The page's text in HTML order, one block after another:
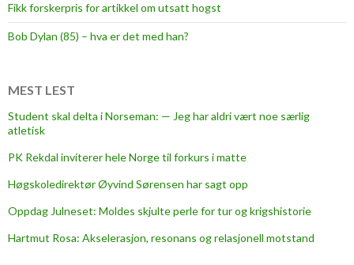
V
Fikk forskerpris for artikkel om utsatt hogst
Bob Dylan (85) – hva er det med han?
MEST LEST
Student skal delta i Norseman: — Jeg har aldri vært noe særlig
atletisk
PK Rekdal inviterer hele Norge til forkurs i matte
Høgskoledirektør Øyvind Sørensen har sagt opp
Oppdag Julneset: Moldes skjulte perle for tur og krigshistorie
Hartmut Rosa: Akselerasjon, resonans og relasjonell motstand